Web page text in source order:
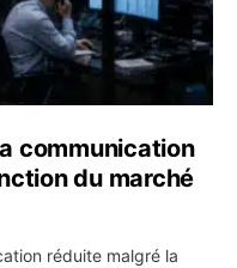
communication
du marché
réduite malgré la